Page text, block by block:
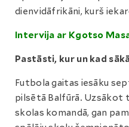
dienvidāfrikāni, kurš
Intervija ar Kgotso
Pastāsti, kur un kad
Futbola gaitas iesāku
pilsētā Balfūrā. Uzsākot
skolas komandā, gan